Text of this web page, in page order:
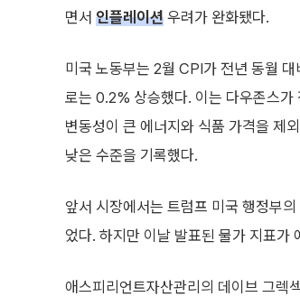
면서 인플레이션 우려가 완화됐다.
미국 노동부는 2월 CPI가 전년 동월
로는 0.2% 상승했다. 이는 다우존스
변동성이 큰 에너지와 식품 가격을 제
낮은 수준을 기록했다.
앞서 시장에서는 트럼프 미국 행정부
었다. 하지만 이날 발표된 물가 지표가
애스피리언트자산관리의 데이브 그렉